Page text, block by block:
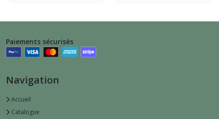
Paiements sécurisés
Navigation
Accueil
Catalogue